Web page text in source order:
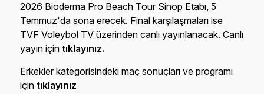
2026 Bioderma Pro Beach Tour Sinop Etabı, 5
Temmuz'da sona erecek. Final karşılaşmaları ise
TVF Voleybol TV üzerinden canlı yayınlanacak. Canlı
yayın içintıklayınız.
Erkekler kategorisindeki maç sonuçları ve programı
için tıklayınız